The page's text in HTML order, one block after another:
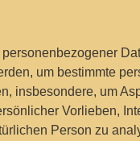
um bestimmte
insbesondere, um
Vorlieben,
Person zu